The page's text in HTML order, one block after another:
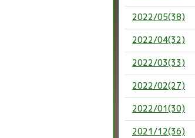
2022/05(38)
2022/04(32)
2022/03(33)
2022/02(27)
2022/01(30)
2021/12(36)